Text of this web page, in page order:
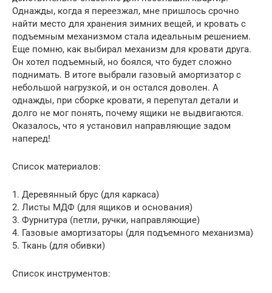
Однажды, когда я переезжал, мне пришлось срочно
найти место для хранения зимних вещей, и кровать с
подъемным механизмом стала идеальным решением.
Еще помню, как выбирал механизм для кровати друга.
Он хотел подъемный, но боялся, что будет сложно
поднимать. В итоге выбрали газовый амортизатор с
небольшой нагрузкой, и он остался доволен. А
однажды, при сборке кровати, я перепутал детали и
долго не мог понять, почему ящики не выдвигаются.
Оказалось, что я установил направляющие задом
наперед!
Список материалов:
1. Деревянный брус (для каркаса)
2. Листы МДФ (для ящиков и основания)
3. Фурнитура (петли, ручки, направляющие)
4. Газовые амортизаторы (для подъемного механизма)
5. Ткань (для обивки)
Список инструментов: